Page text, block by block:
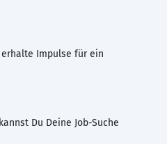
Impulse für ein
Du Deine Job-Suche